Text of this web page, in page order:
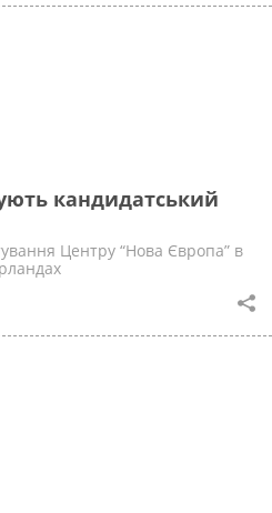
кандидатський
Центру “Нова Європа” в